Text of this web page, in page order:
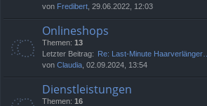
von Fredibert , 29.06.2022, 12:03
Onlineshops
Themen: 13
Letzter Beitrag: Re: Last-Minute Haarverlänger…
von Claudia , 02.09.2024, 13:54
Dienstleistungen
Themen: 16